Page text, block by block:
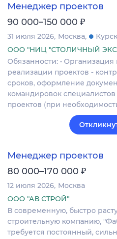
Менеджер проектов
90 000–150 000 ₽
31 июля 2026 Москва
ООО "НИЦ "СТОЛИЧНЫЙ
Обязанности: •
реализации проектов -
сроков, оформление
командировок
проектов (при
Менеджер проектов
80 000–170 000 ₽
12 июля 2026 Москва
ООО "АВ СТРОЙ"
В современную, быстро
строительную компанию,
требуется постоянный,